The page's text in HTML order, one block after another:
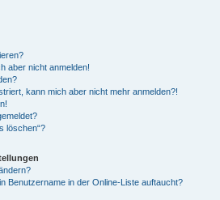
aber nicht anmelden!
kann mich aber nicht mehr anmelden?!
löschen“?
Benutzername in der Online-Liste auftaucht?